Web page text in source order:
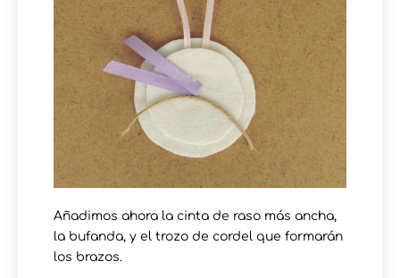
Añadimos ahora la cinta de raso más ancha,
la bufanda, y el trozo de cordel que formarán
los brazos.